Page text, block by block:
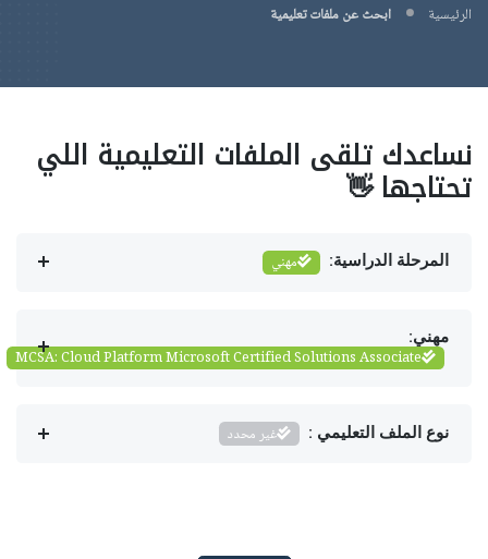
الرئيسية ابحث عن ملفات تعليمية
نساعدك تلقى الملفات التعليمية اللي
تحتاجها 👋
المرحلة الدراسية: مهني
مهني:
MCSA: Cloud Platform Microsoft Certified Solutions Associate
نوع الملف التعليمي : غير محدد